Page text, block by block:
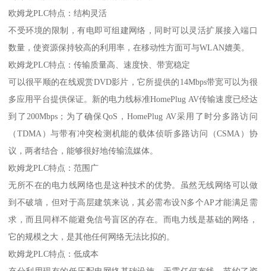
欧姆龙PLC特点：结构灵活
不受环境的限制，有电即可组建网络，同时可以灵活扩展接入端口
数量，使资源保持较高的利用率，在移动性方面可与WLAN媲美。
欧姆龙PLC特点：传输质量高、速度快、带宽稳定
可以很平顺的在线观赏DVD影片，它所提供的14Mbps带宽可以为很
多应用平台提供保证。新的电力线标准HomePlug AV传输速度已经达
到了200Mbps；为了确保QoS，HomePlug AV采用了时分多路访问
（TDMA）与带有冲突检测机能的载体侦听多路访问（CSMA）协
议，两者结合，能够很好地传输流媒体。
欧姆龙PLC特点：范围广
无所不在的电力线网络也是这种技术的优势。虽然无线网络可以做
到不破墙，但对于高层建筑来说，其必需布设N多个AP才能满足需
求，而且同样不能避免信号盲区的存在。而电力线是基础的网络，
它的规模之大，是其他任何网络无法比拟的。
欧姆龙PLC特点：低成本